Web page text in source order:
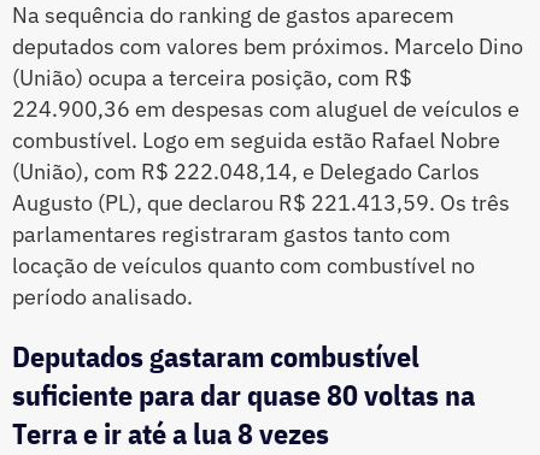
Na sequência do ranking de gastos aparecem
deputados com valores bem próximos. Marcelo Dino
(União) ocupa a terceira posição, com R$
224.900,36 em despesas com aluguel de veículos e
combustível. Logo em seguida estão Rafael Nobre
(União), com R$ 222.048,14, e Delegado Carlos
Augusto (PL), que declarou R$ 221.413,59. Os três
parlamentares registraram gastos tanto com
locação de veículos quanto com combustível no
período analisado.
Deputados gastaram combustível
suficiente para dar quase 80 voltas na
Terra e ir até a lua 8 vezes